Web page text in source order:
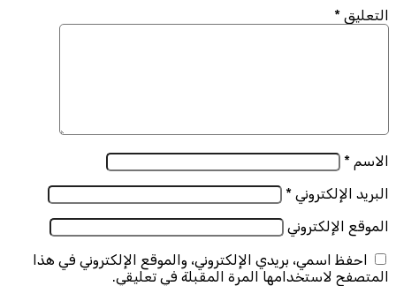
التعليق *
الاسم *
البريد الإلكتروني *
الموقع الإلكتروني
احفظ اسمي، بريدي الإلكتروني، والموقع الإلكتروني في هذا
المتصفح لاستخدامها المرة المقبلة في تعليقي.